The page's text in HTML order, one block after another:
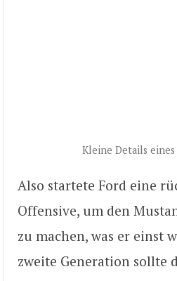
Kleine Details
Also startete Ford eine
Offensive, um den
zu machen, was er einst
zweite Generation sollte